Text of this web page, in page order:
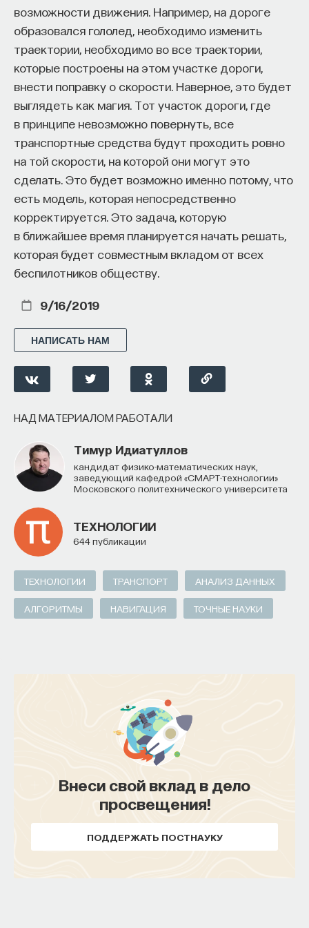
возможности движения. Например, на дороге
образовался гололед, необходимо изменить
траектории, необходимо во все траектории,
которые построены на этом участке дороги,
внести поправку о скорости. Наверное, это будет
выглядеть как магия. Тот участок дороги, где
в принципе невозможно повернуть, все
транспортные средства будут проходить ровно
на той скорости, на которой они могут это
сделать. Это будет возможно именно потому, что
есть модель, которая непосредственно
корректируется. Это задача, которую
в ближайшее время планируется начать решать,
которая будет совместным вкладом от всех
беспилотников обществу.
9/16/2019
НАПИСАТЬ НАМ
НАД МАТЕРИАЛОМ РАБОТАЛИ
Тимур Идиатуллов
кандидат физико-математических наук,
заведующий кафедрой «СМАРТ-технологии»
Московского политехнического университета
ТЕХНОЛОГИИ
644 публикации
ТЕХНОЛОГИИ ТРАНСПОРТ АНАЛИЗ ДАННЫХ
АЛГОРИТМЫ НАВИГАЦИЯ ТОЧНЫЕ НАУКИ
Внеси свой вклад в дело
просвещения!
ПОДДЕРЖАТЬ ПОСТНАУКУ